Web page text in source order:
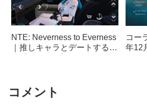
NTE: Neverness to Everness
｜推しキャラとデートする方
コー
年12
コメント